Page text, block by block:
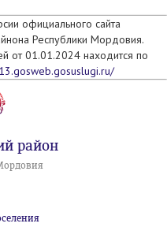
официального сайта
Республики Мордовия.
от 01.01.2024 находится по
район